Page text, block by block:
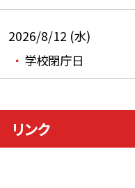
2026/8/12 (水)
学校閉庁日
リンク